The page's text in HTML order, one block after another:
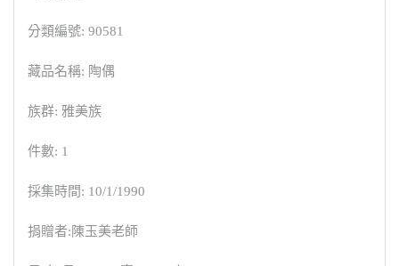
分類編號: 90581
藏品名稱: 陶偶
族群: 雅美族
件數: 1
採集時間: 10/1/1990
捐贈者:陳玉美老師